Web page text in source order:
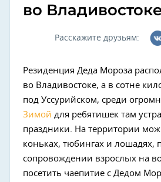
во
Расскажите друзьям:
Резиденция Деда Мороза
во Владивостоке, а в сотне
под Уссурийском, среди
Зимой для ребятишек там
праздники. На территории
коньках, тюбингах и лошадях,
сопровождении взрослых на
посетить чаепитие с Дедом